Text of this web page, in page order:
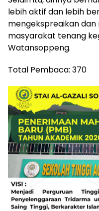
lebih aktif dan lebih
mengekspreaikan
masyarakat tenang
Watansoppeng.
Total Pembaca: 370